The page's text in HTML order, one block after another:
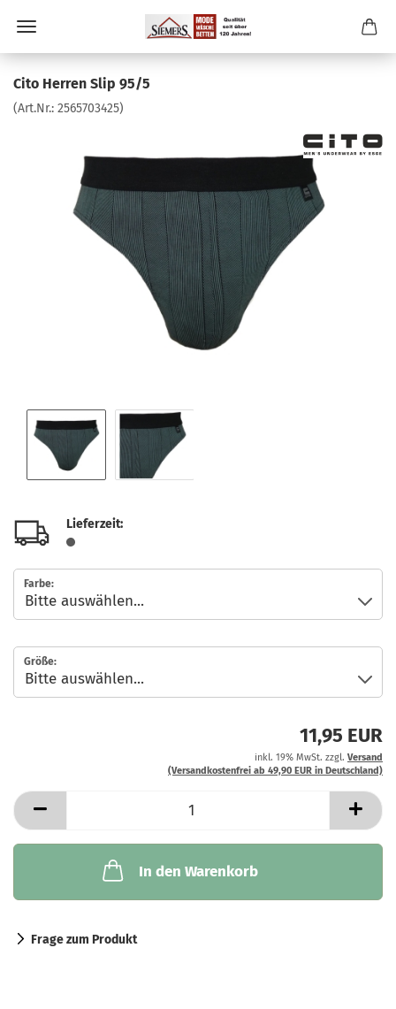
Cito Herren Slip 95/5
(Art.Nr.: 2565703425)
Lieferzeit:
Farbe:
Größe:
11,95 EUR
inkl. 19% MwSt. zzgl. Versand
(Versandkostenfrei ab 49,90 EUR in Deutschland)
In den Warenkorb
Frage zum Produkt